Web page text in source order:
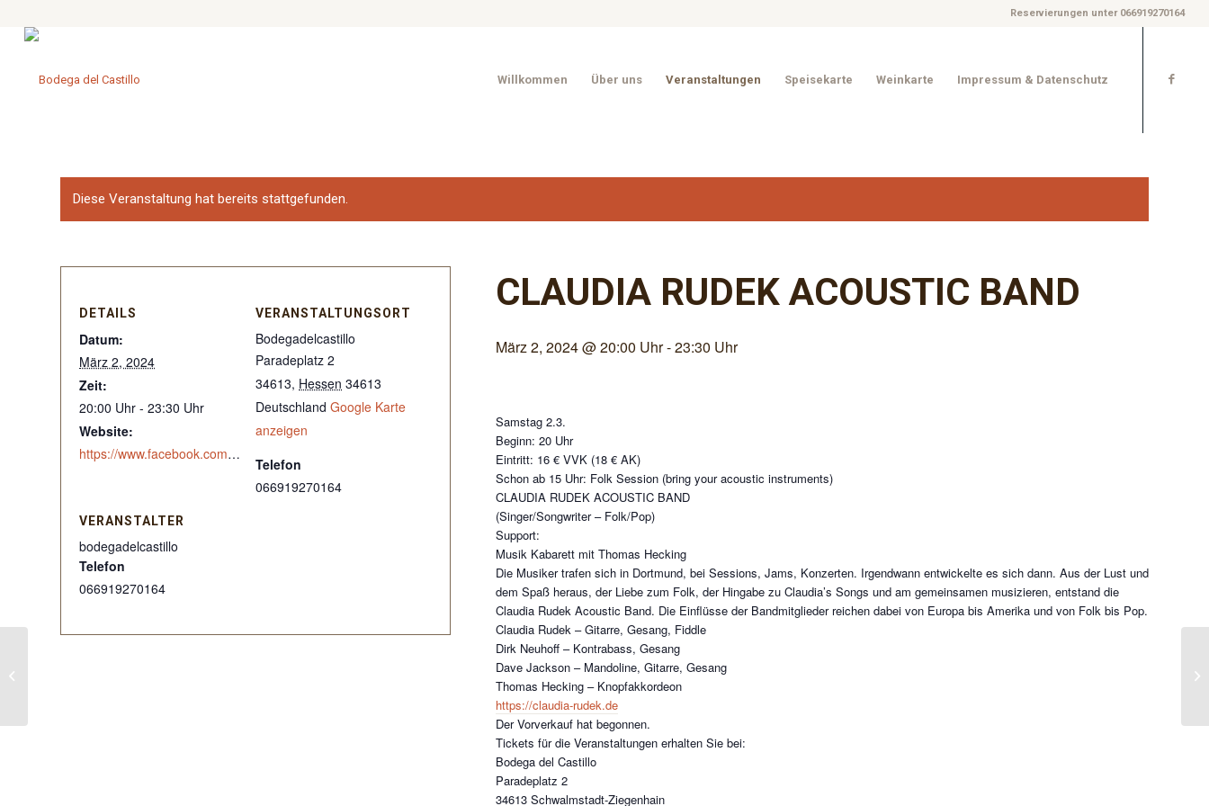
Reservierungen unter 066919270164
Willkommen Über uns Veranstaltungen Speisekarte Weinkarte Impressum & Datenschutz
Diese Veranstaltung hat bereits stattgefunden.
CLAUDIA RUDEK ACOUSTIC BAND
März 2, 2024 @ 20:00 Uhr-23:30 Uhr
Samstag 2.3.
Beginn: 20 Uhr
Eintritt: 16 € VVK (18 € AK)
Schon ab 15 Uhr: Folk Session (bring your acoustic instruments)
CLAUDIA RUDEK ACOUSTIC BAND
(Singer/Songwriter – Folk/Pop)
Support:
Musik Kabarett mit Thomas Hecking
Die Musiker trafen sich in Dortmund, bei Sessions, Jams, Konzerten. Irgendwann entwickelte es sich dann. Aus der Lust und
dem Spaß heraus, der Liebe zum Folk, der Hingabe zu Claudia’s Songs und am gemeinsamen musizieren, entstand die
Claudia Rudek Acoustic Band. Die Einflüsse der Bandmitglieder reichen dabei von Europa bis Amerika und von Folk bis Pop.
Claudia Rudek – Gitarre, Gesang, Fiddle
Dirk Neuhoff – Kontrabass, Gesang
Dave Jackson – Mandoline, Gitarre, Gesang
Thomas Hecking – Knopfakkordeon
https://claudia-rudek.de
Der Vorverkauf hat begonnen.
Tickets für die Veranstaltungen erhalten Sie bei:
Bodega del Castillo
Paradeplatz 2
34613 Schwalmstadt-Ziegenhain
DETAILS
Datum:
März 2, 2024
Zeit:
20:00 Uhr - 23:30 Uhr
Website:
https://www.facebook.com/events/1442906576658054/?active_tab=about
VERANSTALTUNGSORT
Bodegadelcastillo
Paradeplatz 2
34613, Hessen 34613
Deutschland Google Karte
anzeigen
Telefon
066919270164
VERANSTALTER
bodegadelcastillo
Telefon
066919270164